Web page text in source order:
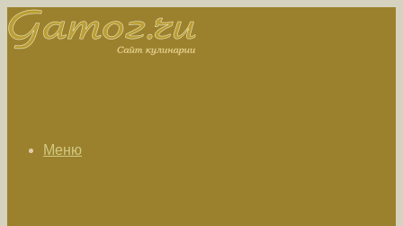
Меню